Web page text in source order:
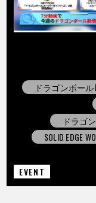
ドラゴンボール
ドラゴ
SOLID EDGE
EVENT